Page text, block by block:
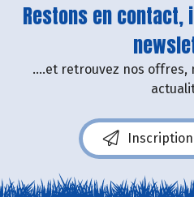
Restons en
....et retrouvez nos offres,